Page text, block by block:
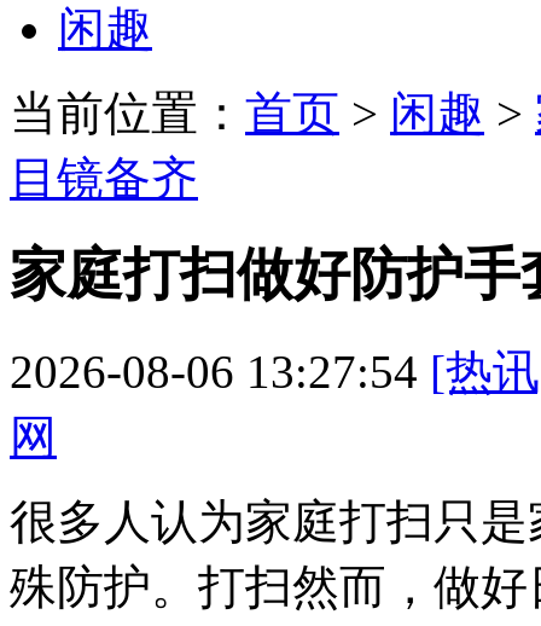
闲趣
当前位置： 首页 > 闲趣 >
目镜备齐
家庭打扫做好防护
2026-08-06 13:27:54 [热
网
很多人认为家庭打扫只
殊防护。打扫然而，做好